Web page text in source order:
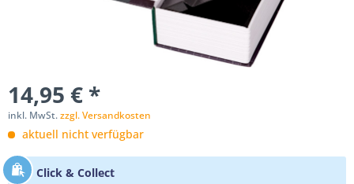
14,95 € *
inkl. MwSt.zzgl. Versandkosten
aktuell nicht verfügbar
Click & Collect